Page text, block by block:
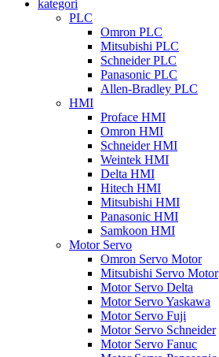
kategori
PLC
Omron PLC
Mitsubishi PLC
Schneider PLC
Panasonic PLC
Allen-Bradley PLC
HMI
Proface HMI
Omron HMI
Schneider HMI
Weintek HMI
Delta HMI
Hitech HMI
Mitsubishi HMI
Panasonic HMI
Samkoon HMI
Motor Servo
Omron Servo Motor
Mitsubishi Servo Motor
Motor Servo Delta
Motor Servo Yaskawa
Motor Servo Fuji
Motor Servo Schneider
Motor Servo Fanuc